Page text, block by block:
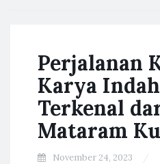
Perjalanan
Karya
Terkenal
Mataram
November 24, 2023